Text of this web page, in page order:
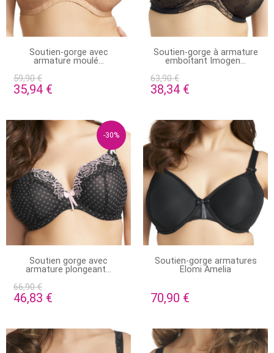
EN STOCK
Soutien-gorge avec
armature moulé...
59,90 €
35,94 €
EN STOCK
Soutien-gorge à armature
emboîtant Imogen...
63,90 €
38,34 €
-30%
EN STOCK
Soutien gorge avec
armature plongeant...
66,90 €
46,83 €
STOCK ÉPUISÉ
Soutien-gorge armatures
Elomi Amelia
70,90 €